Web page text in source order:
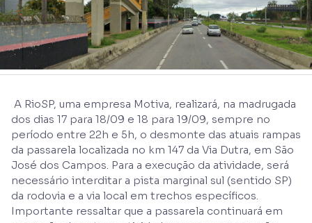
A RioSP, uma empresa Motiva, realizará, na madrugada
dos dias 17 para 18/09 e 18 para 19/09, sempre no
período entre 22h e 5h, o desmonte das atuais rampas
da passarela localizada no km 147 da Via Dutra, em São
José dos Campos. Para a execução da atividade, será
necessário interditar a pista marginal sul (sentido SP)
da rodovia e a via local em trechos específicos.
Importante ressaltar que a passarela continuará em